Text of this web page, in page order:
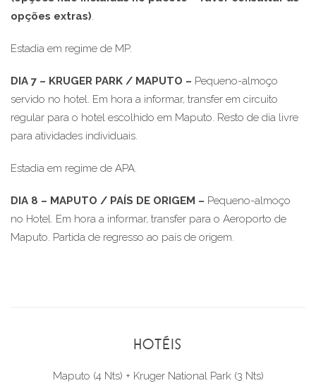
opções extras).
Estadia em regime de MP.
DIA 7 – KRUGER PARK / MAPUTO – Pequeno-almoço
servido no hotel. Em hora a informar, transfer em circuito
regular para o hotel escolhido em Maputo. Resto de dia livre
para atividades individuais.
Estadia em regime de APA.
DIA 8 – MAPUTO / PAÍS DE ORIGEM – Pequeno-almoço
no Hotel. Em hora a informar, transfer para o Aeroporto de
Maputo. Partida de regresso ao país de origem.
HOTÉIS
Maputo (4 Nts) + Kruger National Park (3 Nts)